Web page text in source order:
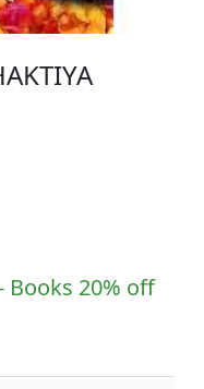
Books 20% off